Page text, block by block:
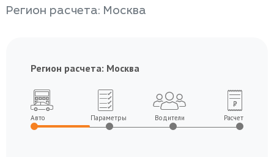
Регион расчета: Москва
Регион расчета: Москва
Авто Параметры Водители Расчет